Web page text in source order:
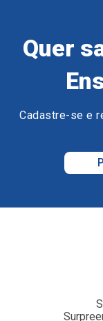
Quer
Cadastre-se e